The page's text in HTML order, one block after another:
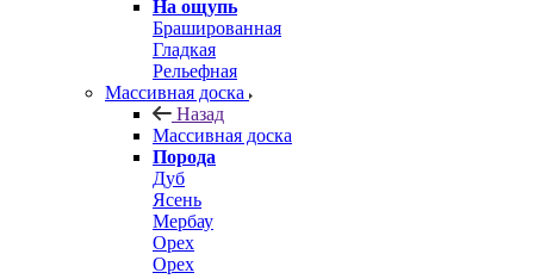
На ощупь
Брашированная
Гладкая
Рельефная
Массивная доска
Назад
Массивная доска
Порода
Дуб
Ясень
Мербау
Орех
Орех